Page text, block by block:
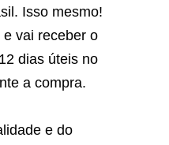
Isso mesmo!
vai receber o
dias úteis no
a compra.
e do